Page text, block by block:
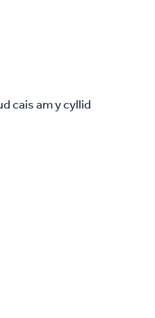
cais am y cyllid